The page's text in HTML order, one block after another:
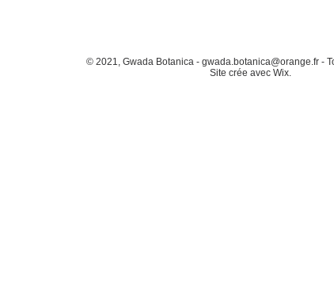
© 2021, Gwada Botanica - gwada.botanica@orange.fr-
Site crée avec Wix.